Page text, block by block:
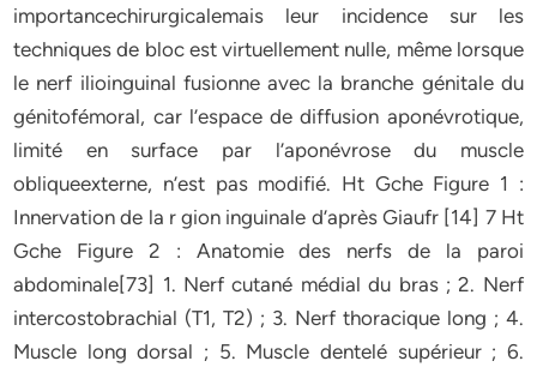
importancechirurgicalemais leur incidence sur les
techniques de bloc est virtuellement nulle, même lorsque
le nerf ilioinguinal fusionne avec la branche génitale du
génitofémoral, car l’espace de diffusion aponévrotique,
limité en surface par l’aponévrose du muscle
obliqueexterne, n’est pas modifié. Ht Gche Figure 1 :
Innervation de la r gion inguinale d’après Giaufr [14] 7 Ht
Gche Figure 2 : Anatomie des nerfs de la paroi
abdominale[73] 1. Nerf cutané médial du bras ; 2. Nerf
intercostobrachial (T1, T2) ; 3. Nerf thoracique long ; 4.
Muscle long dorsal ; 5. Muscle dentelé supérieur ; 6.